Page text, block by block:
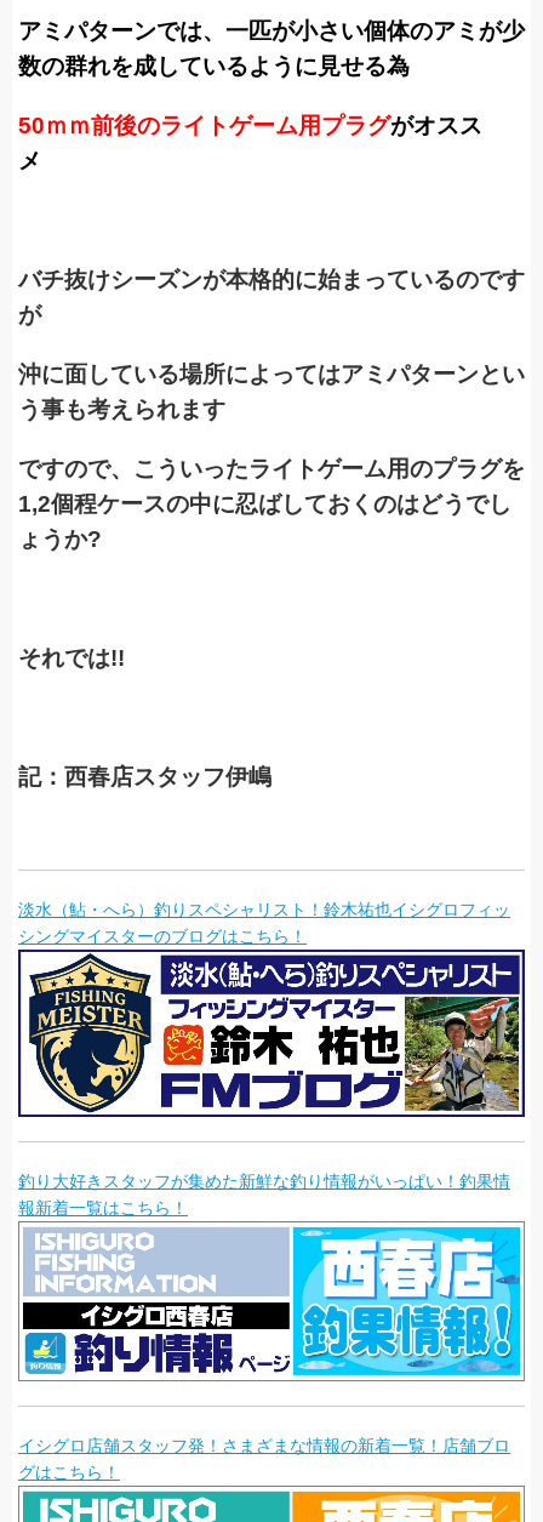
アミパターンでは、一匹が小さい個体のアミが少
数の群れを成しているように見せる為
50ｍｍ前後のライトゲーム用プラグがオスス
メ
バチ抜けシーズンが本格的に始まっているのです
が
沖に面している場所によってはアミパターンとい
う事も考えられます
ですので、こういったライトゲーム用のプラグを
1,2個程ケースの中に忍ばしておくのはどうでし
ょうか?
それでは!!
記：西春店スタッフ伊嶋
淡水（鮎・へら）釣りスペシャリスト！鈴木祐也イシグロフィッ
シングマイスターのブログはこちら！
釣り大好きスタッフが集めた新鮮な釣り情報がいっぱい！釣果情
報新着一覧はこちら！
イシグロ店舗スタッフ発！さまざまな情報の新着一覧！店舗ブロ
グはこちら！